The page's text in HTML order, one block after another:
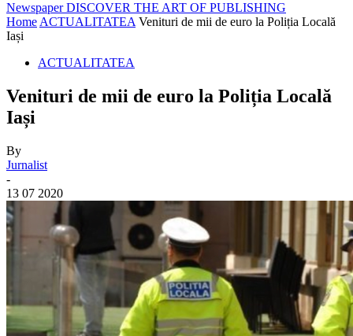
Newspaper DISCOVER THE ART OF PUBLISHING
Home ACTUALITATEA Venituri de mii de euro la Poliția Locală
Iași
ACTUALITATEA
Venituri de mii de euro la Poliția Locală
Iași
By
Jurnalist
-
13 07 2020